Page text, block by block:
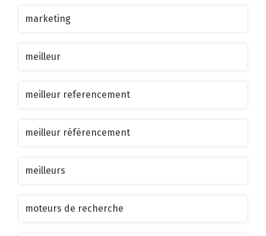
marketing
meilleur
meilleur referencement
meilleur référencement
meilleurs
moteurs de recherche